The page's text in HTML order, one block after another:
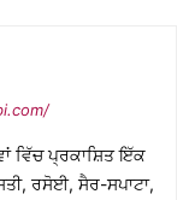
ਵਿੱਚ ਪ੍ਰਕਾਸ਼ਿਤ ਇੱਕ
ਰਸੋਈ, ਸੈਰ-ਸਪਾਟਾ,